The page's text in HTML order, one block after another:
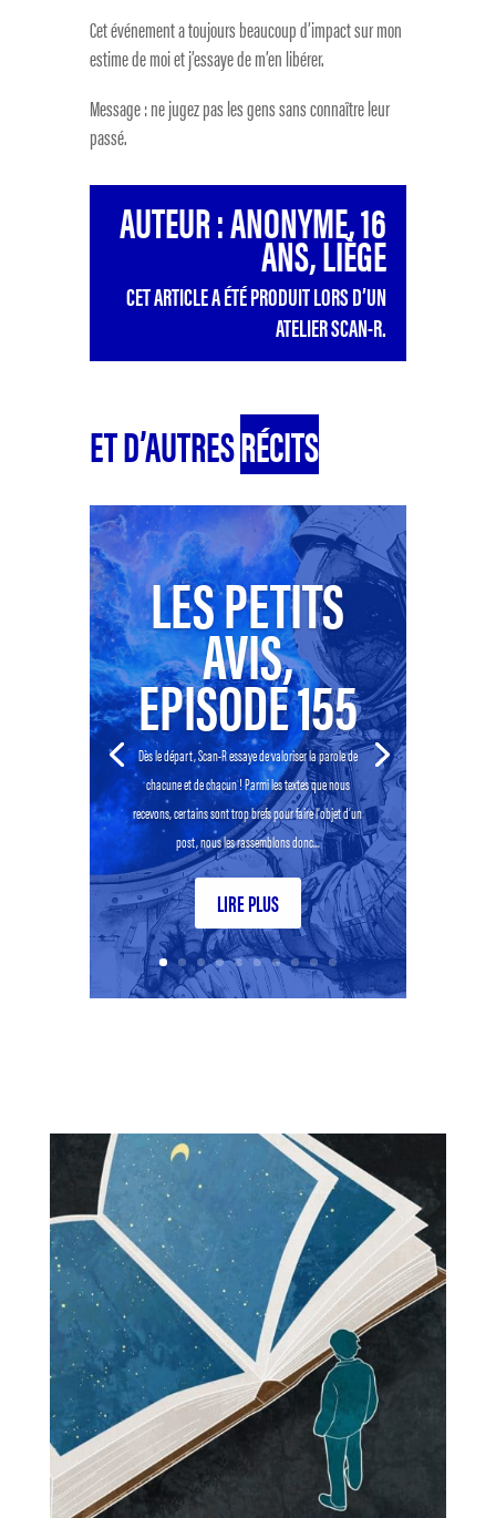
Cet événement a toujours beaucoup d’impact sur mon
estime de moi et j’essaye de m’en libérer.
Message : ne jugez pas les gens sans connaître leur
passé.
AUTEUR : ANONYME, 16
ANS, LIÈGE
CET ARTICLE A ÉTÉ PRODUIT LORS D’UN
ATELIER SCAN-R.
ET D’AUTRESRÉCITS
LES PETITS
AVIS,
EPISODE 155
Dès le départ, Scan-R essaye de valoriser la parole de
chacune et de chacun ! Parmi les textes que nous
recevons, certains sont trop brefs pour faire l’objet d’un
post, nous les rassemblons donc...
LIRE PLUS